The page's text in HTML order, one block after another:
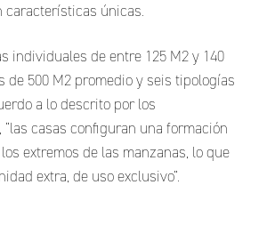
características únicas.
individuales de entre 125 M2 y 140
de 500 M2 promedio y seis tipologías
a lo descrito por los
casas configuran una formación
extremos de las manzanas, lo que
extra, de uso exclusivo”.